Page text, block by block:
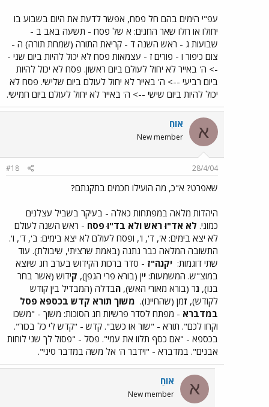
עפ"י הימים בהם חל פסח, אפשר לדעת את היום בשבוע בו
יחולו או חלו שאר החגים: א של פסח - תשעה באב ב -
שבועות ג - ראש השנה ד - קריאת התורה (שמחת תורה) ה -
צום כיפור ו - פורים ז - עצמאות פסח לא יכול להיות ביום שני -
-> ה' באייר לא יחול לעולם ביום ראשון. פסח לא יכול להיות
ביום רביעי --> ה' באייר לא יחול לעולם ביום שלישי. פסח לא
יכול להיות ביום שישי --> ה' באייר לא יחול לעולם ביום חמישי.
א אוֹחַ
New member
28/4/04
#18
שאפרט? א"כ, מה הועילו חכמים בתקנתם?
היהדות מלאה במפתחות כאלה - בעיקר בשביל עצלנים
כמוני. לא אד"וּ ראש ולא בד"וּ פסח - ראש השנה לעולם
לא יצא בימים: א', ד', ו', ופסח לעולם לא יצא בימים: ב', ד', ו'.
התשובה המלאה כבר נתנה (באמת שרציתי, שיבולת). עוד
שתי דוגמות: יקנה"ז - סדר ברכות הקידוש בערב חג שיוצא
במוצ"ש. המשמעות: יין (בורא פרי הגפן), קידוש (אשר בחר
בנו), נר (בורא מאורי האש), הבדלה (המבדיל בין קודש
לקודש), זמן (שהחיינו). משוך תורא קדש בכספא פסל
במדברא - מפתח לסדר פרשיות חג הסוכות: משוך - "משכו
וקחו לכם". תורא - "שור או כשב". קדש - "קדש לי כל בכור".
בכספא - "אם כסף תלוו את עמי". פסל - "פסול לך שני לוחות
אבנים". במדברא - "וידבר ה' אל משה במדבר סיני".
א אוֹחַ
New member